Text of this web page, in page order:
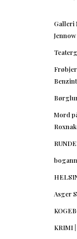
Galleri
Jennow
Mord
Asger
KRIMI